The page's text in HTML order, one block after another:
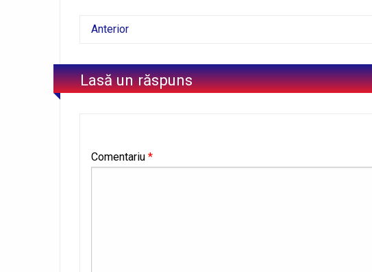
Anterior
Lasă un răspuns
Comentariu *